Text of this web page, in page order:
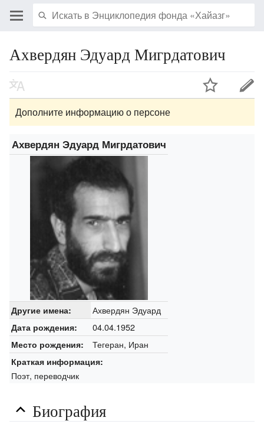
Ахвердян Эдуард Мигрдатович
Дополните информацию о персоне
Ахвердян Эдуард Мигрдатович
Другие имена: Ахвердян Эдуард
Дата рождения: 04.04.1952
Место рождения: Тегеран, Иран
Краткая информация:
Поэт, переводчик
Биография